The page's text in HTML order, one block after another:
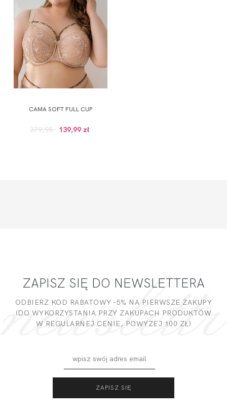
CAMA SOFT FULL CUP
279,98 139,99 zł
ZAPISZ SIĘ DO NEWSLETTERA
ODBIERZ KOD RABATOWY -5% NA PIERWSZE ZAKUPY
(DO WYKORZYSTANIA PRZY ZAKUPACH PRODUKTÓW
W REGULARNEJ CENIE, POWYZEJ 100 ZŁ)